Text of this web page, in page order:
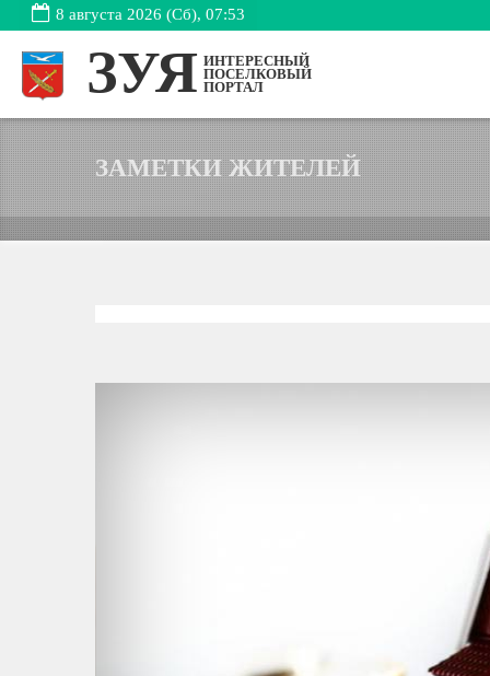
8 августа 2026 (Сб), 07:53
ЗУЯ ИНТЕРЕСНЫЙ
ПОСЕЛКОВЫЙ
ПОРТАЛ
ЗАМЕТКИ ЖИТЕЛЕЙ